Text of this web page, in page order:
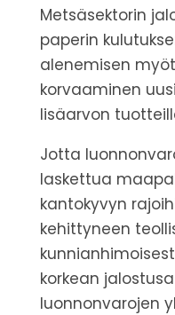
Metsäsektorin
paperin
alenemisen
korvaaminen
lisäarvon
Jotta
laskettua
kantokyvyn
kehittyneen
korkean
luonnonvarojen